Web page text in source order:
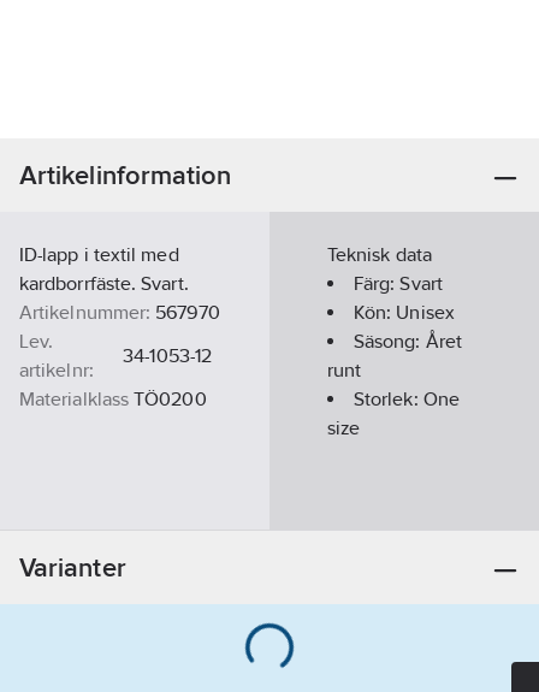
Artikelinformation
ID-lapp i textil med
kardborrfäste. Svart.
Artikelnummer: 567970
Lev.
artikelnr:
34-1053-12
Materialklass TÖ0200
Teknisk data
Färg:Svart
Kön: Unisex
Säsong: Året
runt
Storlek: One
size
Varianter